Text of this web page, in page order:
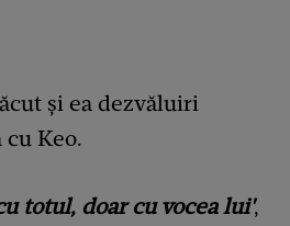
și ea dezvăluiri
cu Keo.
totul, doar cu vocea lui',